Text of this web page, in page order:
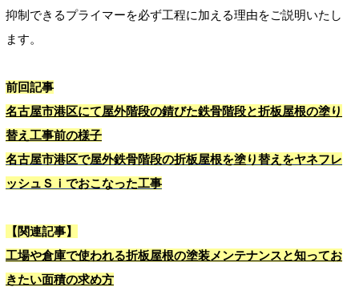
抑制できるプライマーを必ず工程に加える理由をご説明いたし
ます。
前回記事
名古屋市港区にて屋外階段の錆びた鉄骨階段と折板屋根の塗り
替え工事前の様子
名古屋市港区で屋外鉄骨階段の折板屋根を塗り替えをヤネフレ
ッシュＳｉでおこなった工事
【関連記事】
工場や倉庫で使われる折板屋根の塗装メンテナンスと知ってお
きたい面積の求め方